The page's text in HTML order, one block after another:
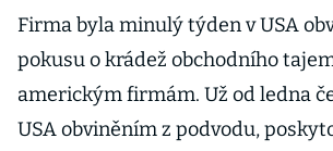
Firma byla minulý týden v USA
pokusu o krádež obchodního
americkým firmám. Už od ledna
USA obviněním z podvodu,